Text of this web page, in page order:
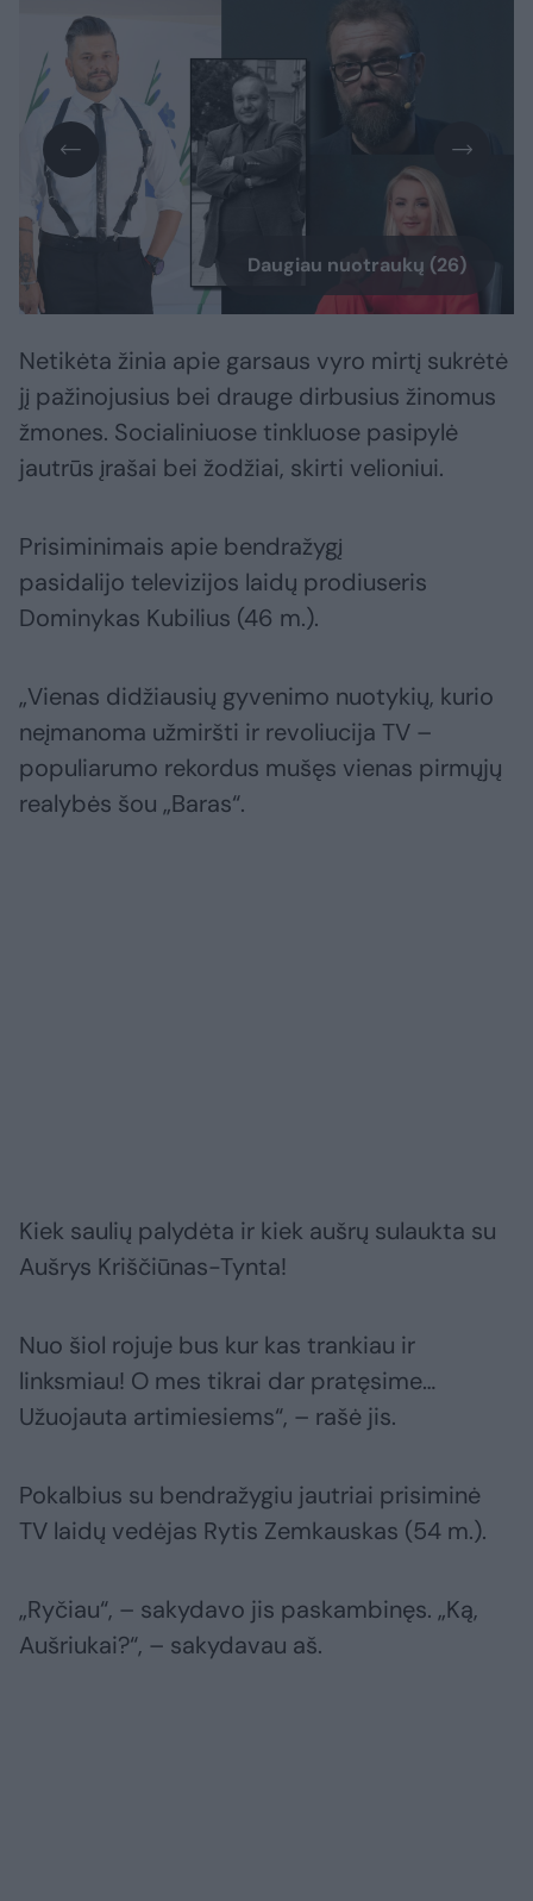
Daugiau nuotraukų (26)
Netikėta žinia apie garsaus vyro mirtį sukrėtė
jį pažinojusius bei drauge dirbusius žinomus
žmones. Socialiniuose tinkluose pasipylė
jautrūs įrašai bei žodžiai, skirti velioniui.
Prisiminimais apie bendražygį
pasidalijo televizijos laidų prodiuseris
Dominykas Kubilius (46 m.).
„Vienas didžiausių gyvenimo nuotykių, kurio
neįmanoma užmiršti ir revoliucija TV –
populiarumo rekordus mušęs vienas pirmųjų
realybės šou „Baras“.
Kiek saulių palydėta ir kiek aušrų sulaukta su
Aušrys Kriščiūnas-Tynta!
Nuo šiol rojuje bus kur kas trankiau ir
linksmiau! O mes tikrai dar pratęsime…
Užuojauta artimiesiems“, – rašė jis.
Pokalbius su bendražygiu jautriai prisiminė
TV laidų vedėjas Rytis Zemkauskas (54 m.).
„Ryčiau“, – sakydavo jis paskambinęs. „Ką,
Aušriukai?“, – sakydavau aš.